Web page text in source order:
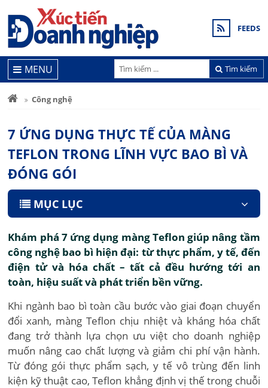
FEEDS
Tìm kiếm
MENU
Công nghệ
7 ỨNG DỤNG THỰC TẾ CỦA MÀNG
TEFLON TRONG LĨNH VỰC BAO BÌ VÀ
ĐÓNG GÓI
MỤC LỤC
Khám phá 7 ứng dụng màng Teflon giúp nâng tầm
công nghệ bao bì hiện đại: từ thực phẩm, y tế, đến
điện tử và hóa chất – tất cả đều hướng tới an
toàn, hiệu suất và phát triển bền vững.
Khi ngành bao bì toàn cầu bước vào giai đoạn chuyển
đổi xanh, màng Teflon chịu nhiệt và kháng hóa chất
đang trở thành lựa chọn ưu việt cho doanh nghiệp
muốn nâng cao chất lượng và giảm chi phí vận hành.
Từ đóng gói thực phẩm sạch, y tế vô trùng đến linh
kiện kỹ thuật cao, Teflon khẳng định vị thế trong chuỗi